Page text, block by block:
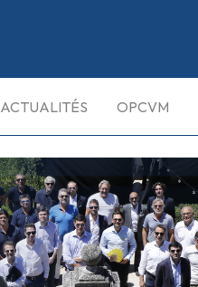
ACTUALITÉS OPCVM